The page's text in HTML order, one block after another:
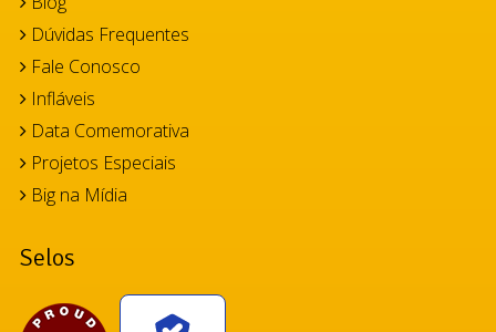
Dúvidas Frequentes
Fale Conosco
Infláveis
Data Comemorativa
Projetos Especiais
Big na Mídia
Selos